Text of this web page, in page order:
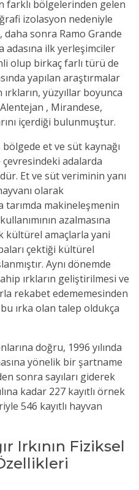
farklı bölgelerinden gelen
izolasyon nedeniyle
sonra Ramo Grande
adasına ilk yerleşimciler
olup birkaç farlı türü de
yapılan araştırmalar
yüzyıllar boyunca
, Mirandese,
içerdiği bulunmuştur.
bölgede et ve süt kaynağı
adalarda
Et ve süt veriminin yanı
olarak
tarımda makineleşmenin
azalmasına
kültürel amaçlarla yani
çektiği kültürel
Aynı dönemde
ırkların geliştirilmesi ve
rekabet edememesinden
ırka olan talep oldukça
doğru, 1996 yılında
yönelik bir şartname
sonra sayıları giderek
kadar 227 kayıtlı örnek
546 kayıtlı hayvan
Irkının Fiziksel